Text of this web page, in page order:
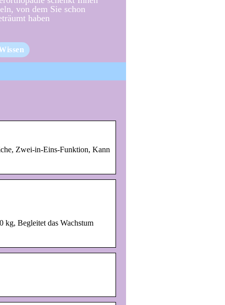
von dem Sie schon
haben
Zwei-in-Eins-Funktion, Kann
Begleitet das Wachstum